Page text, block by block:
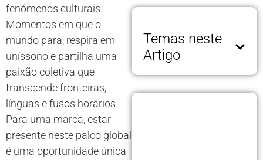
fenómenos culturais.
Momentos em que o
mundo para, respira em
uníssono e partilha uma
paixão coletiva que
transcende fronteiras,
línguas e fusos horários.
Para uma marca, estar
presente neste palco global
é uma oportunidade única
Temas neste
Artigo